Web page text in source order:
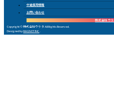
中途採用情報
お問い合わせ
株式会社 ウラ
Copyright © 株式会社ウラタ All Rights Reserved.
Designed byMAGNET INC